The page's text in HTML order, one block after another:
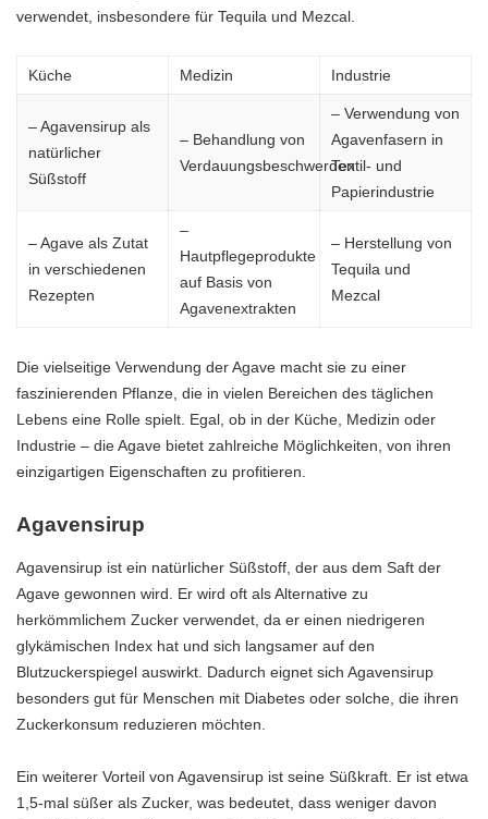
verwendet, insbesondere für Tequila und Mezcal.
Küche Medizin Industrie
– Agavensirup als
natürlicher
Süßstoff
– Behandlung von
Verdauungsbeschwerden
– Verwendung von
Agavenfasern in
Textil- und
Papierindustrie
– Agave als Zutat
in verschiedenen
Rezepten
–
Hautpflegeprodukte
auf Basis von
Agavenextrakten
– Herstellung von
Tequila und
Mezcal
Die vielseitige Verwendung der Agave macht sie zu einer
faszinierenden Pflanze, die in vielen Bereichen des täglichen
Lebens eine Rolle spielt. Egal, ob in der Küche, Medizin oder
Industrie – die Agave bietet zahlreiche Möglichkeiten, von ihren
einzigartigen Eigenschaften zu profitieren.
Agavensirup
Agavensirup ist ein natürlicher Süßstoff, der aus dem Saft der
Agave gewonnen wird. Er wird oft als Alternative zu
herkömmlichem Zucker verwendet, da er einen niedrigeren
glykämischen Index hat und sich langsamer auf den
Blutzuckerspiegel auswirkt. Dadurch eignet sich Agavensirup
besonders gut für Menschen mit Diabetes oder solche, die ihren
Zuckerkonsum reduzieren möchten.
Ein weiterer Vorteil von Agavensirup ist seine Süßkraft. Er ist etwa
1,5-mal süßer als Zucker, was bedeutet, dass weniger davon